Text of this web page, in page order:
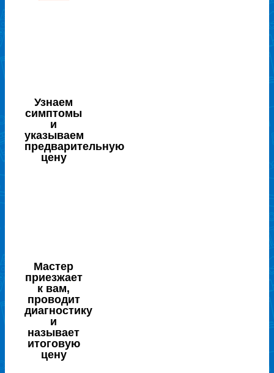
Узнаем
симптомы
и
указываем
предварительную
цену
Мастер
приезжает
к вам,
проводит
диагностику
и
называет
итоговую
цену